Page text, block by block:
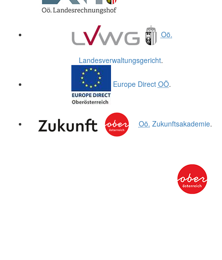
Oö.
Landesverwaltungsgericht.
Europe Direct OÖ.
Oö. Zukunftsakademie.